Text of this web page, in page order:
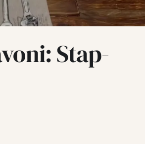
Stap-